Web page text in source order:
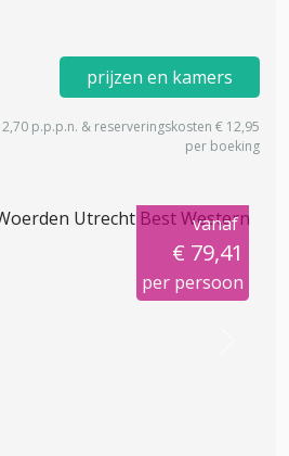
prijzen en kamers
p.p.p.n. & reserveringskosten € 12,95
per boeking
vanaf
€ 79,41
per persoon